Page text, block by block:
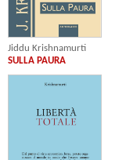
Jiddu Krishnamurti
SULLA PAURA